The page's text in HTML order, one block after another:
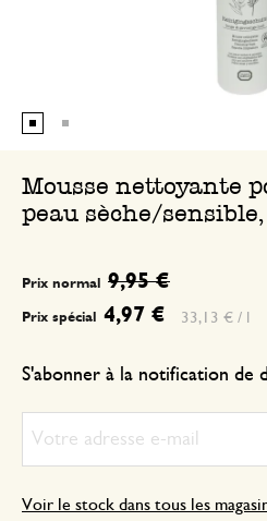
Mousse nettoyante
peau sèche/
Prix spécial 4,97 €
Prix normal 9,95 €
33,13 € / l
S'abonner à la notification de
Voir le stock dans tous les